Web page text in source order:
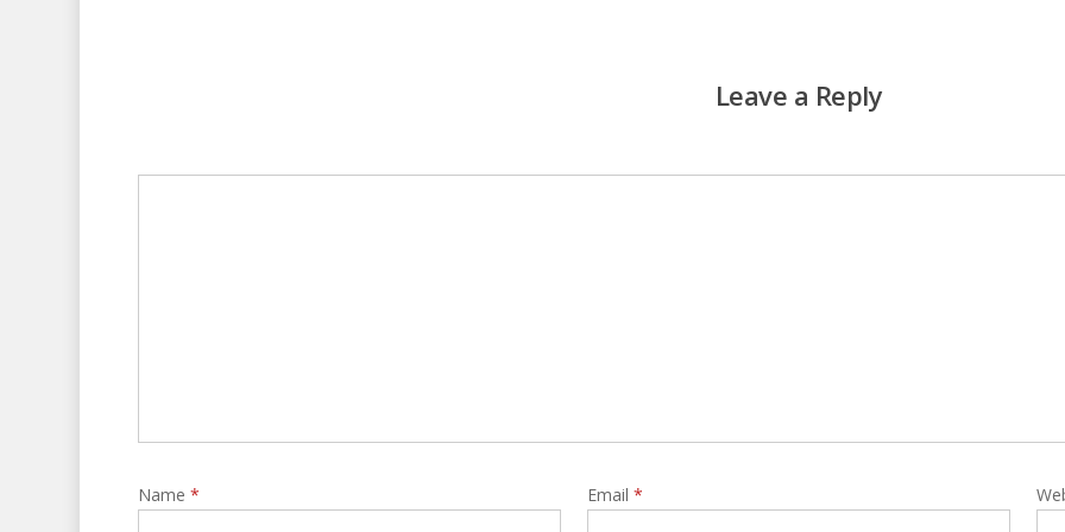
Leave a Reply
Name * Email *